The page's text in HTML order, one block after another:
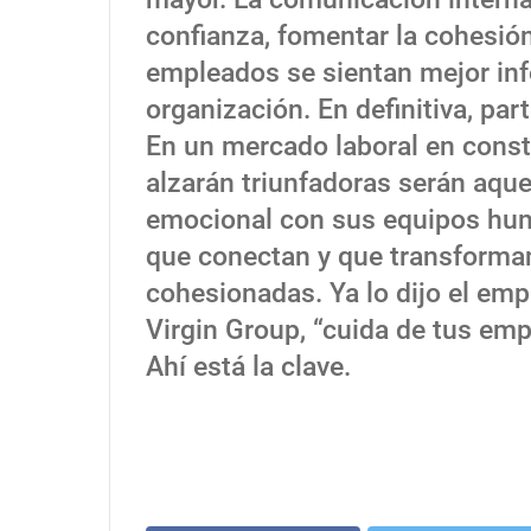
confianza, fomentar la
empleados se sientan mejor
organización. En definitiva,
En un mercado laboral en
alzarán triunfadoras serán
emocional con sus equipos
que conectan y que
cohesionadas. Ya lo dijo el
Virgin Group, “cuida de tus
Ahí está la clave.